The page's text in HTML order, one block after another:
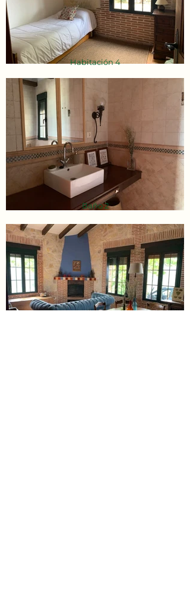
Habitación 4
Baño 2